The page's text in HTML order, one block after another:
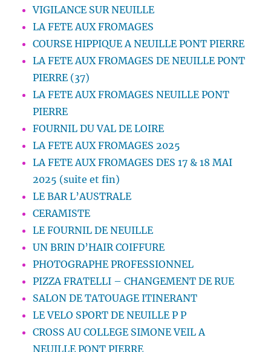
VIGILANCE SUR NEUILLE
LA FETE AUX FROMAGES
COURSE HIPPIQUE A NEUILLE PONT PIERRE
LA FETE AUX FROMAGES DE NEUILLE PONT
PIERRE (37)
LA FETE AUX FROMAGES NEUILLE PONT
PIERRE
FOURNIL DU VAL DE LOIRE
LA FETE AUX FROMAGES 2025
LA FETE AUX FROMAGES DES 17 & 18 MAI
2025 (suite et fin)
LE BAR L’AUSTRALE
CERAMISTE
LE FOURNIL DE NEUILLE
UN BRIN D’HAIR COIFFURE
PHOTOGRAPHE PROFESSIONNEL
PIZZA FRATELLI – CHANGEMENT DE RUE
SALON DE TATOUAGE ITINERANT
LE VELO SPORT DE NEUILLE P P
CROSS AU COLLEGE SIMONE VEIL A
NEUILLE PONT PIERRE